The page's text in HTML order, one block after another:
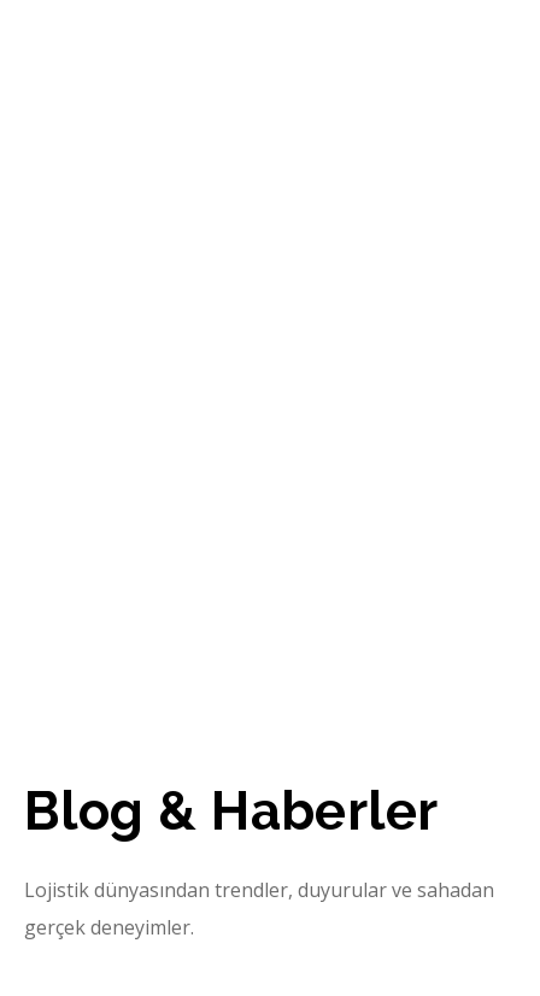
Blog & Haberler
Lojistik dünyasından trendler, duyurular ve sahadan
gerçek deneyimler.